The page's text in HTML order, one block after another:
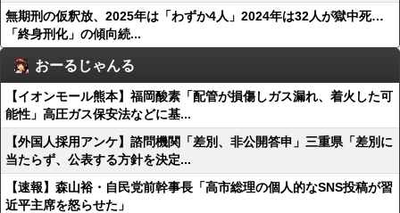
無期刑の仮釈放、2025年は「わずか4人」2024年は32人が獄中死…
「終身刑化」の傾向続...
おーるじゃんる
【イオンモール熊本】福岡酸素「配管が損傷しガス漏れ、着火した可
能性」高圧ガス保安法などに基...
【外国人採用アンケ】諮問機関「差別、非公開答申」三重県「差別に
当たらず、公表する方針を決定...
【速報】森山裕・自民党前幹事長「高市総理の個人的なSNS投稿が習
近平主席を怒らせた」